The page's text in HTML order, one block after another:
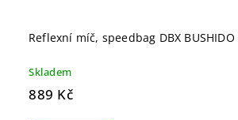
Reflexní míč, speedbag DBX BUSHIDO
Skladem
889 Kč